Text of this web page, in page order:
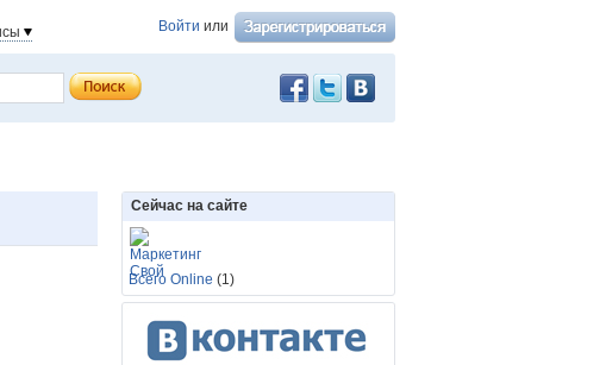
Войти или
Сейчас на сайте
Всего Online (1)